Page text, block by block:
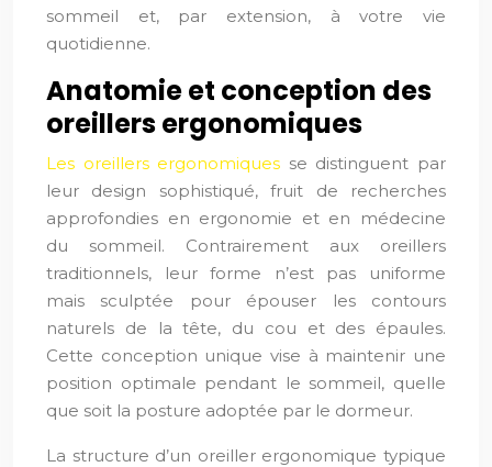
sommeil et, par extension, à votre vie
quotidienne.
Anatomie et conception des
oreillers ergonomiques
Les oreillers ergonomiques se distinguent par
leur design sophistiqué, fruit de recherches
approfondies en ergonomie et en médecine
du sommeil. Contrairement aux oreillers
traditionnels, leur forme n’est pas uniforme
mais sculptée pour épouser les contours
naturels de la tête, du cou et des épaules.
Cette conception unique vise à maintenir une
position optimale pendant le sommeil, quelle
que soit la posture adoptée par le dormeur.
La structure d’un oreiller ergonomique typique